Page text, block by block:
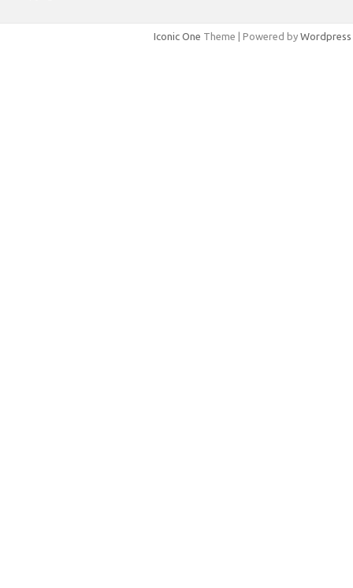
Iconic One Theme | Powered by Wordpress